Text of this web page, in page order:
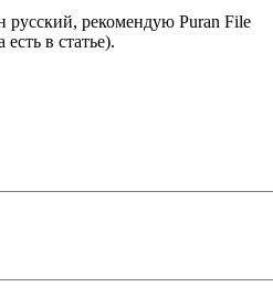
рекомендую Puran File
в статье).